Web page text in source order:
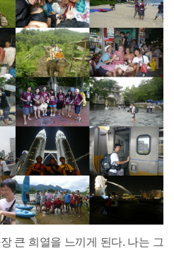
큰 희열을 느끼게 된다. 나는 그